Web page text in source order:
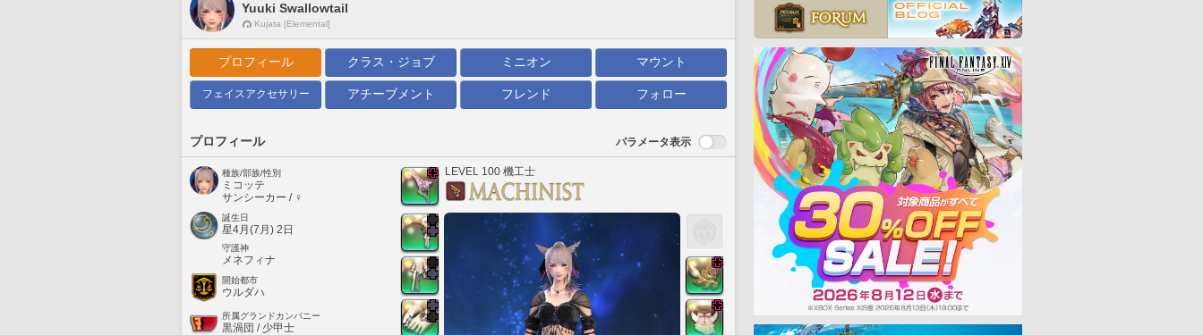
Yuuki Swallowtail
Kujata [Elemental]
プロフィール クラス・ジョブ ミニオン マウント
フェイスアクセサリー アチーブメント フレンド フォロー
プロフィール パラメータ表示
種族/部族/性別
ミコッテ
サンシーカー / ♀
誕生日
星4月(7月) 2日
守護神
メネフィナ
開始都市
ウルダハ
所属グランドカンパニー
黒渦団 / 少甲士
LEVEL 100 機工士